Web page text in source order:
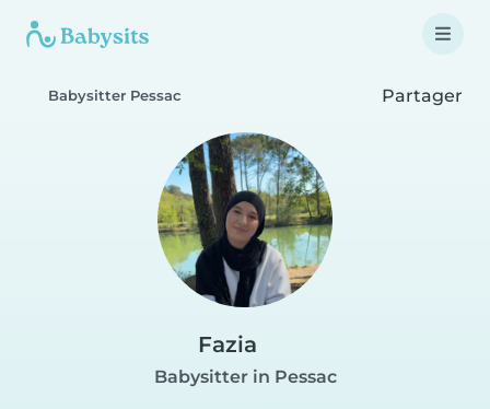
Babysitter Pessac Partager
Fazia
Babysitter in Pessac